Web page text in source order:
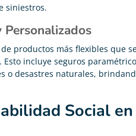
siniestros.
productos más flexibles que
incluye seguros
o desastres naturales,
Social